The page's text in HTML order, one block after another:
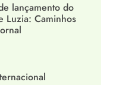
lançamento do
Luzia: Caminhos